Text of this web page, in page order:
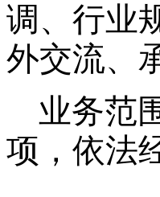
调、行业
外交流、
业务范
项，依法